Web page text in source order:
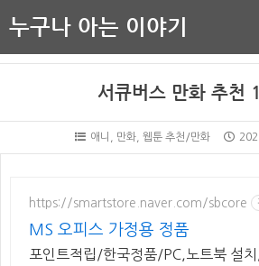
누구나 아는 이야기
서큐버스 만화 추천
애니, 만화, 웹툰 추천/만화
https://smartstore.naver.com/sbcore
MS 오피스 가정용 정품
포인트적립/한국정품/PC,노트북 설치